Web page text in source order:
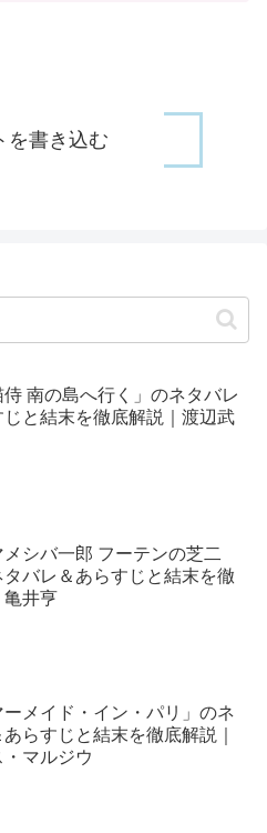
を書き込む
侍 南の島へ行く」のネタバレ
じと結末を徹底解説｜渡辺武
メシバ一郎 フーテンの芝二
タバレ＆あらすじと結末を徹
亀井亨
ーメイド・イン・パリ」のネ
らすじと結末を徹底解説｜
マルジウ